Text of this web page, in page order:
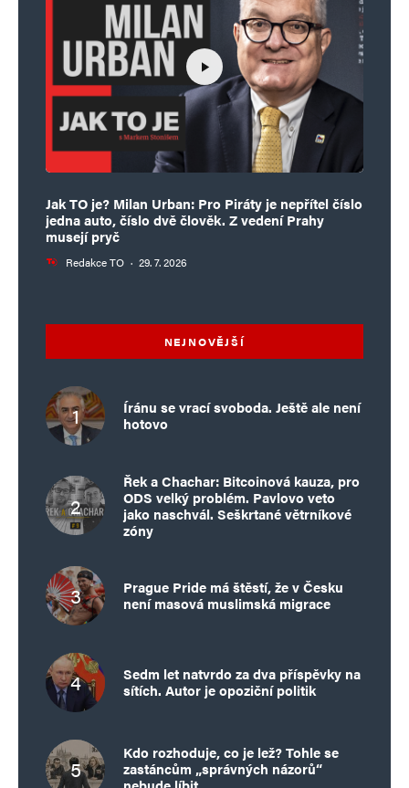
Jak TO je? Milan Urban: Pro Piráty je nepřítel číslo
jedna auto, číslo dvě člověk. Z vedení Prahy
musejí pryč
Redakce TO · 29. 7. 2026
NEJNOVĚJŠÍ
Íránu se vrací svoboda. Ještě ale není
hotovo
Řek a Chachar: Bitcoinová kauza, pro
ODS velký problém. Pavlovo veto
jako naschvál. Seškrtané větrníkové
zóny
Prague Pride má štěstí, že v Česku
není masová muslimská migrace
Sedm let natvrdo za dva příspěvky na
sítích. Autor je opoziční politik
Kdo rozhoduje, co je lež? Tohle se
zastáncům „správných názorů“